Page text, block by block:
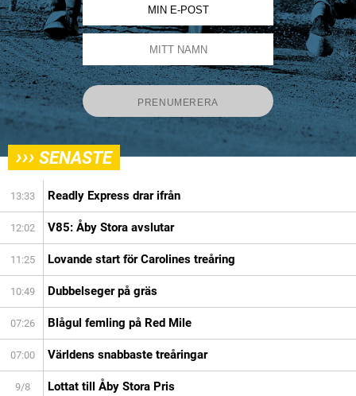
››› SENASTE
13:33 Readly Express drar ifrån
12:02 V85: Åby Stora avslutar
11:25 Lovande start för Carolines treåring
10:49 Dubbelseger på gräs
07:26 Blågul femling på Red Mile
07:00 Världens snabbaste treåringar
9/8 Lottat till Åby Stora Pris